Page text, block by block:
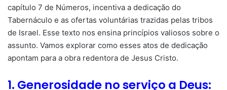
capítulo 7 de Números, incentiva a dedicação do
Tabernáculo e as ofertas voluntárias trazidas pelas tribos
de Israel. Esse texto nos ensina princípios valiosos sobre o
assunto. Vamos explorar como esses atos de dedicação
apontam para a obra redentora de Jesus Cristo.
1. Generosidade no serviço a Deus: